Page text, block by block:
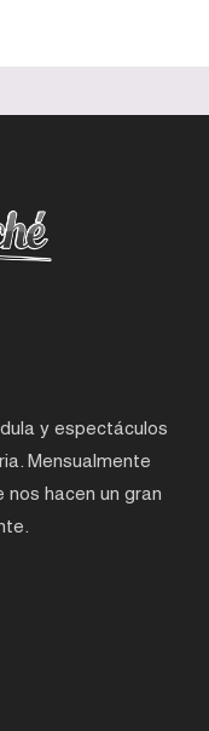
y espectáculos
Mensualmente
hacen un gran